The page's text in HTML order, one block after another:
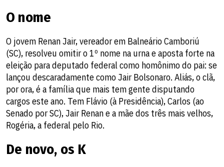
O nome
O jovem Renan Jair, vereador em Balneário Camboriú
(SC), resolveu omitir o 1º nome na urna e aposta forte na
eleição para deputado federal como homônimo do pai: se
lançou descaradamente como Jair Bolsonaro. Aliás, o clã,
por ora, é a família que mais tem gente disputando
cargos este ano. Tem Flávio (à Presidência), Carlos (ao
Senado por SC), Jair Renan e a mãe dos três mais velhos,
Rogéria, a federal pelo Rio.
De novo, os K